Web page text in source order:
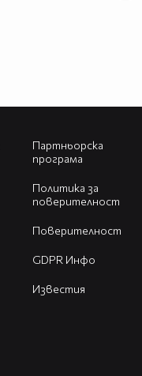
Партньорска
програма
Политика за
поверителност
Поверителност
GDPR Инфо
Известия